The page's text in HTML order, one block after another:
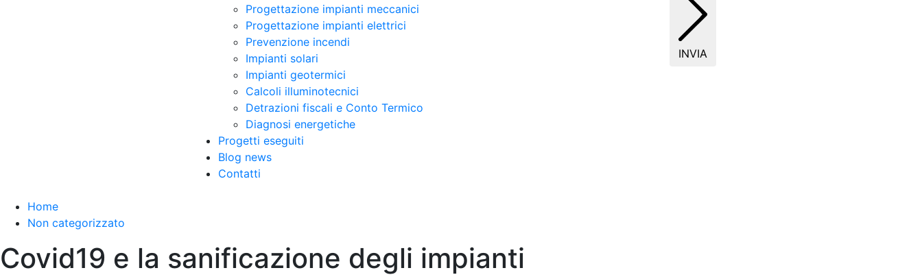
Progettazione impianti meccanici
Progettazione impianti elettrici
Prevenzione incendi
Impianti solari
Impianti geotermici
Calcoli illuminotecnici
Detrazioni fiscali e Conto Termico
Diagnosi energetiche
Progetti eseguiti
Blog news
Contatti
INVIA
Home
Non categorizzato
Covid19 e la sanificazione degli impianti